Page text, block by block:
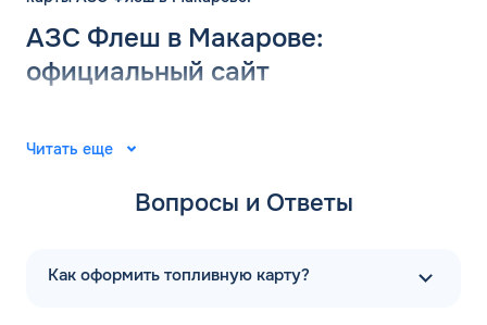
АЗС Флеш в Макарове:
официальный сайт
2008 году. Специалисты разработали и внедрили
автоматические автозаправочные станции на
выпущены для АЗС “Газпром”. В последующие годы
Первая заправочная станция под названием АЗС Флеш в
Макарове Сахалинской области появилась в 2015 году.
Читать еще
Вопросы и Ответы
Как оформить топливную карту?